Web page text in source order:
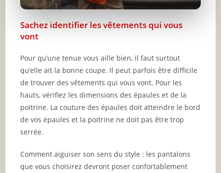
Sachez identifier les vêtements qui vous
vont
Pour qu’une tenue vous aille bien, il faut surtout
qu’elle ait la bonne coupe. Il peut parfois être difficile
de trouver des vêtements qui vous vont. Pour les
hauts, vérifiez les dimensions des épaules et de la
poitrine. La couture des épaules doit atteindre le bord
de vos épaules et la poitrine ne doit pas être trop
serrée.
Comment aiguiser son sens du style : les pantalons
que vous choisirez devront poser confortablement